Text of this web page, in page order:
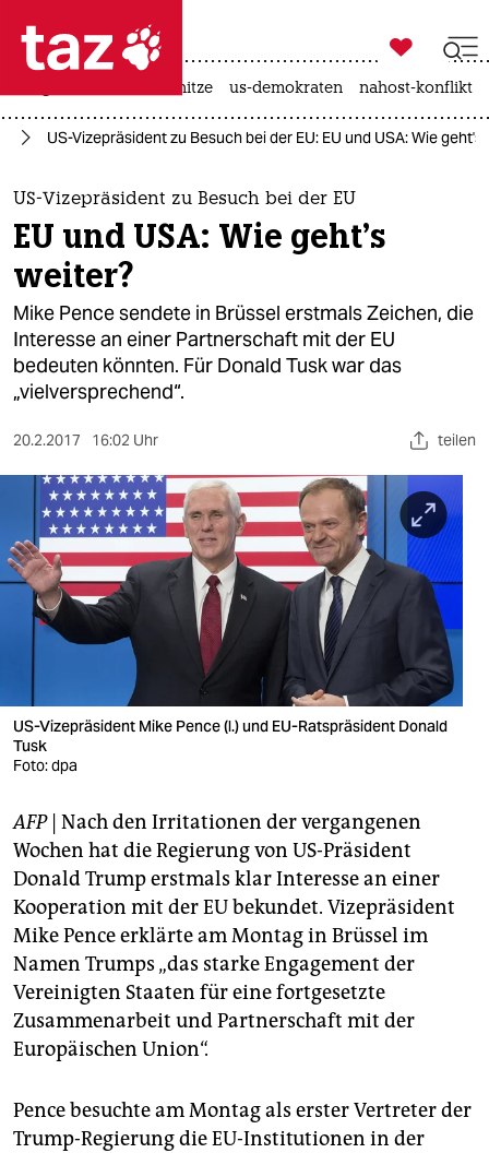
 taz zahl ich
taz zahl ich
themen
politik
öko
gesellschaft
kultur
sport
berlin
nord
wahrheit
verlag
veranstaltungen
shop
fragen & hilfe
unterstützen
abo
genossenschaft
epaper login

taz zahl ich
hitze us-demokraten nahost-konflikt
US-Vizepräsident zu Besuch bei der EU: EU und USA: Wie geht's
US-Vizepräsident zu Besuch bei der EU
EU und USA: Wie geht's
weiter?
Mike Pence sendete in Brüssel erstmals Zeichen, die
Interesse an einer Partnerschaft mit der EU
bedeuten könnten. Für Donald Tusk war das
„vielversprechend“.
20.2.2017 16:02 Uhr teilen
US-Vizepräsident Mike Pence (l.) und EU-Ratspräsident Donald
Tusk
Foto: dpa
AFP| Nach den Irritationen der vergangenen
Wochen hat die Regierung von US-Präsident
Donald Trump erstmals klar Interesse an einer
Kooperation mit der EU bekundet. Vizepräsident
Mike Pence erklärte am Montag in Brüssel im
Namen Trumps „das starke Engagement der
Vereinigten Staaten für eine fortgesetzte
Zusammenarbeit und Partnerschaft mit der
Europäischen Union“.
Pence besuchte am Montag als erster Vertreter der
Trump-Regierung die EU-Institutionen in der